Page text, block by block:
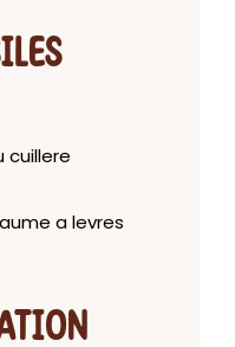
cuillere
a levres